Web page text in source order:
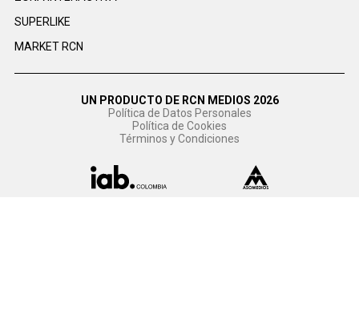
SUPERLIKE
MARKET RCN
UN PRODUCTO DE RCN MEDIOS 2026
Política de Datos Personales
Política de Cookies
Términos y Condiciones